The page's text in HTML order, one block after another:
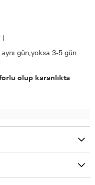
)
gün,yoksa 3-5 gün
olup karanlıkta